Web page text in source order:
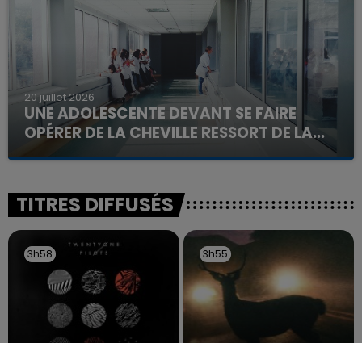
20 juillet 2026
UNE ADOLESCENTE DEVANT SE FAIRE
OPÉRER DE LA CHEVILLE RESSORT DE LA...
La famille a porté plainte contre la clinique qui a
excuses.
TITRES DIFFUSÉS
3h58
3h58 3h55
3h55